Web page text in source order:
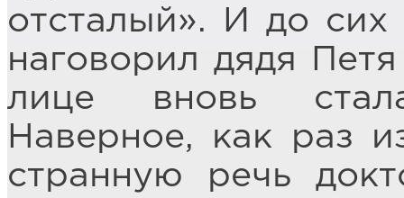
отсталый». И до сих
наговорил дядя
лице вновь
Наверное, как раз
странную речь